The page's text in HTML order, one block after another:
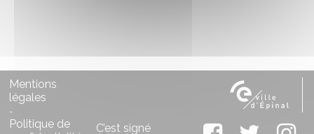
Mentions
légales
-
Politique de
C’est signé